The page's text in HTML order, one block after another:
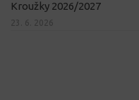
Kroužky 2026/2027
23. 6. 2026